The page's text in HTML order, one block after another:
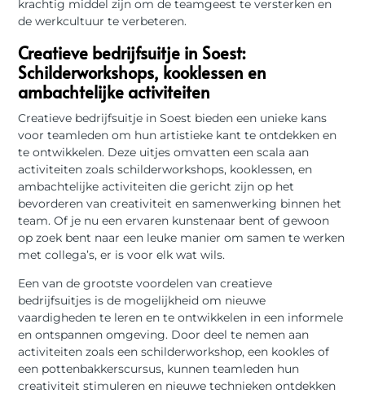
krachtig middel zijn om de teamgeest te versterken en
de werkcultuur te verbeteren.
Creatieve bedrijfsuitje in Soest:
Schilderworkshops, kooklessen en
ambachtelijke activiteiten
Creatieve bedrijfsuitje in Soest bieden een unieke kans
voor teamleden om hun artistieke kant te ontdekken en
te ontwikkelen. Deze uitjes omvatten een scala aan
activiteiten zoals schilderworkshops, kooklessen, en
ambachtelijke activiteiten die gericht zijn op het
bevorderen van creativiteit en samenwerking binnen het
team. Of je nu een ervaren kunstenaar bent of gewoon
op zoek bent naar een leuke manier om samen te werken
met collega’s, er is voor elk wat wils.
Een van de grootste voordelen van creatieve
bedrijfsuitjes is de mogelijkheid om nieuwe
vaardigheden te leren en te ontwikkelen in een informele
en ontspannen omgeving. Door deel te nemen aan
activiteiten zoals een schilderworkshop, een kookles of
een pottenbakkerscursus, kunnen teamleden hun
creativiteit stimuleren en nieuwe technieken ontdekken